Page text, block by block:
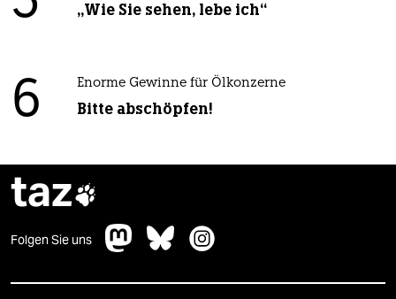
„Wie Sie sehen, lebe ich“
6 Enorme Gewinne für Ölkonzerne
Bitte abschöpfen!
taz
Folgen Sie uns